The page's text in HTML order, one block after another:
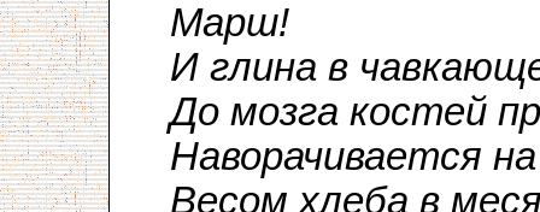
Марш!
И глина в
До мозга костей
Наворачивается
Весом хлеба в